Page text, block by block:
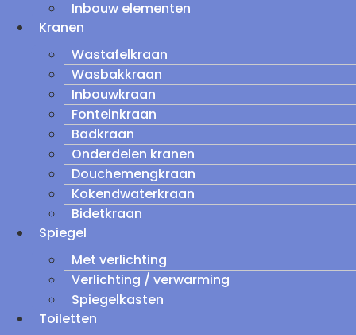
Inbouw elementen
Kranen
Wastafelkraan
Wasbakkraan
Inbouwkraan
Fonteinkraan
Badkraan
Onderdelen kranen
Douchemengkraan
Kokendwaterkraan
Bidetkraan
Spiegel
Met verlichting
Verlichting / verwarming
Spiegelkasten
Toiletten